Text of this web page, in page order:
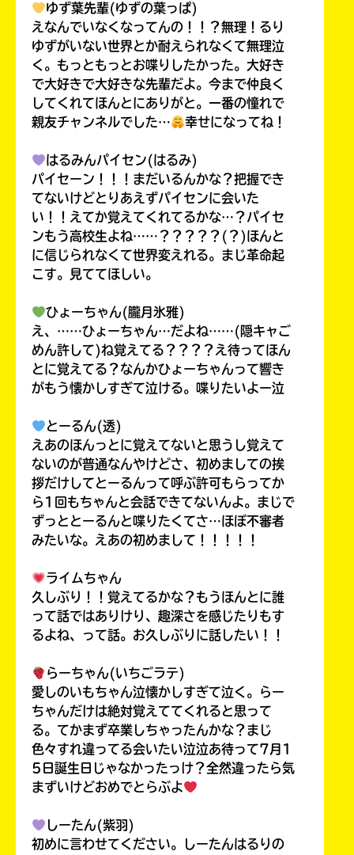
ゆず葉先輩(ゆずの葉っぱ)
えなんでいなくなってんの！！？無理！るり
ゆずがいない世界とか耐えられなくて無理泣
く。もっともっとお喋りしたかった。大好き
で大好きで大好きな先輩だよ。今まで仲良く
してくれてほんとにありがと。一番の憧れで
親友チャンネルでした…
幸せになってね！
はるみんパイセン(はるみ)
パイセーン！！！まだいるんかな？把握でき
てないけどとりあえずパイセンに会いた
い！！えてか覚えてくれてるかな…？パイセ
ンもう高校生よね……？？？？？(？)ほんと
に信じられなくて世界変えれる。まじ革命起
こす。見ててほしい。
ひょーちゃん(朧月氷雅)
え、……ひょーちゃん…だよね……(隠キャご
めん許して)ね覚えてる？？？？え待ってほん
とに覚えてる？なんかひょーちゃんって響き
がもう懐かしすぎて泣ける。喋りたいよー泣
とーるん(透)
えあのほんっとに覚えてないと思うし覚えて
ないのが普通なんやけどさ、初めましての挨
拶だけしてとーるんって呼ぶ許可もらってか
ら1回もちゃんと会話できてないんよ。まじで
ずっととーるんと喋りたくてさ…ほぼ不審者
みたいな。えあの初めまして！！！！！
ライムちゃん
久しぶり！！覚えてるかな？もうほんとに誰
って話ではありけり、趣深さを感じたりもす
るよね、って話。お久しぶりに話したい！！
らーちゃん(いちごラテ)
愛しのいもちゃん泣懐かしすぎて泣く。らー
ちゃんだけは絶対覚えててくれると思って
る。てかまず卒業しちゃったんかな？まじ
色々すれ違ってる会いたい泣泣あ待って7月1
5日誕生日じゃなかったっけ？全然違ったら気
まずいけどおめでとらぶよ
しーたん(紫羽)
初めに言わせてください。しーたんはるりの